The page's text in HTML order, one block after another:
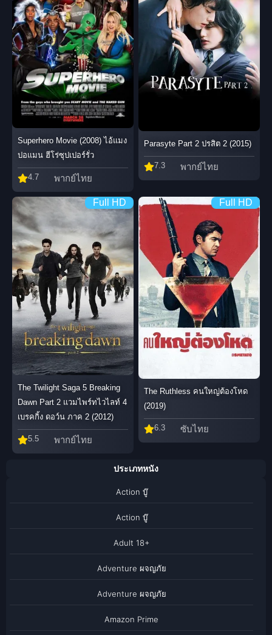
Superhero Movie (2008) ไอ้แมง
ปอแมน ฮีโร่ซุปเปอร์รั่ว
4.7 พากย์ไทย
Parasyte Part 2 ปรสิต 2 (2015)
7.3 พากย์ไทย
Full HD
The Twilight Saga 5 Breaking
Dawn Part 2 แวมไพร์ทไวไลท์ 4
เบรคกิ้ง ดอว์น ภาค 2 (2012)
5.5 พากย์ไทย
Full HD
The Ruthless คนใหญ่ต้องโหด
(2019)
6.3 ซับไทย
ประเภทหนัง
Action บู๊
Action บู๊
Adult 18+
Adventure ผจญภัย
Adventure ผจญภัย
Amazon Prime